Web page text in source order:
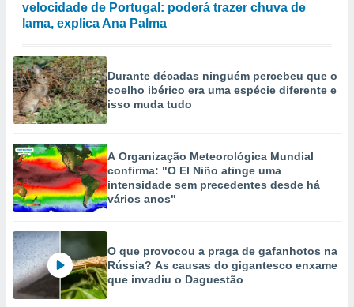
velocidade de Portugal: poderá trazer chuva de
lama, explica Ana Palma
Durante décadas ninguém percebeu que o
coelho ibérico era uma espécie diferente e
isso muda tudo
A Organização Meteorológica Mundial
confirma: "O El Niño atinge uma
intensidade sem precedentes desde há
vários anos"
O que provocou a praga de gafanhotos na
Rússia? As causas do gigantesco enxame
que invadiu o Daguestão